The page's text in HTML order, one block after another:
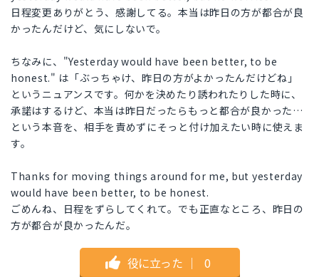
日程変更ありがとう、感謝してる。本当は昨日の方が都合が良
かったんだけど、気にしないで。
ちなみに、"Yesterday would have been better, to be
honest." は「ぶっちゃけ、昨日の方がよかったんだけどね」
というニュアンスです。何かを決めたり誘われたりした時に、
承諾はするけど、本当は昨日だったらもっと都合が良かった…
という本音を、相手を責めずにそっと付け加えたい時に使えま
す。
Thanks for moving things around for me, but yesterday
would have been better, to be honest.
ごめんね、日程をずらしてくれて。でも正直なところ、昨日の
方が都合が良かったんだ。
役に立った ｜ 0